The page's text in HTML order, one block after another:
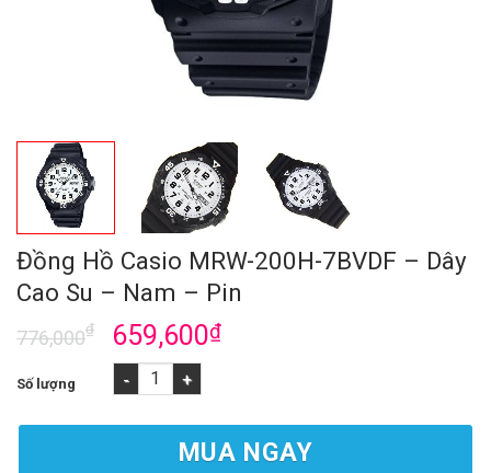
Đồng Hồ Casio MRW-200H-7BVDF – Dây
Cao Su – Nam – Pin
776,000₫ 659,600₫
Đồng Hồ Casio MRW-200H-7BVDF - Dây Cao Su - Nam - Pin số
MUA NGAY